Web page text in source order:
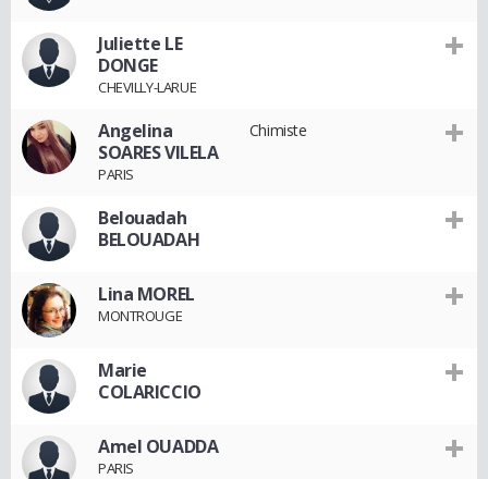
Juliette LE
DONGE
CHEVILLY-LARUE
Angelina
SOARES VILELA
PARIS
Chimiste
Belouadah
BELOUADAH
Lina MOREL
MONTROUGE
Marie
COLARICCIO
Amel OUADDA
PARIS